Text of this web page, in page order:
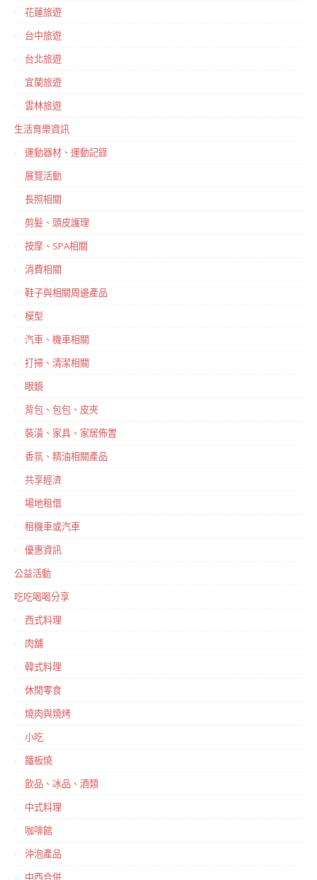
花蓮旅遊
台中旅遊
台北旅遊
宜蘭旅遊
雲林旅遊
生活育樂資訊
運動器材、運動記錄
展覽活動
長照相關
剪髮、頭皮護理
按摩、SPA相關
消費相關
鞋子與相關周邊產品
模型
汽車、機車相關
打掃、清潔相關
眼鏡
背包、包包、皮夾
裝潢、家具、家居佈置
香氛、精油相關產品
共享經濟
場地租借
租機車或汽車
優惠資訊
公益活動
吃吃喝喝分享
西式料理
肉舖
韓式料理
休閒零食
燒肉與燒烤
小吃
鐵板燒
飲品、冰品、酒類
中式料理
咖啡館
沖泡產品
中西合併